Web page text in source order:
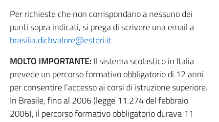
Per richieste che non corrispondano a nessuno dei
punti sopra indicati, si prega di scrivere una email a
brasilia.dichvalore@esteri.it
MOLTO IMPORTANTE:Il sistema scolastico in Italia
prevede un percorso formativo obbligatorio di 12 anni
per consentire l’accesso ai corsi di istruzione superiore.
In Brasile, fino al 2006 (legge 11.274 del febbraio
2006), il percorso formativo obbligatorio durava 11